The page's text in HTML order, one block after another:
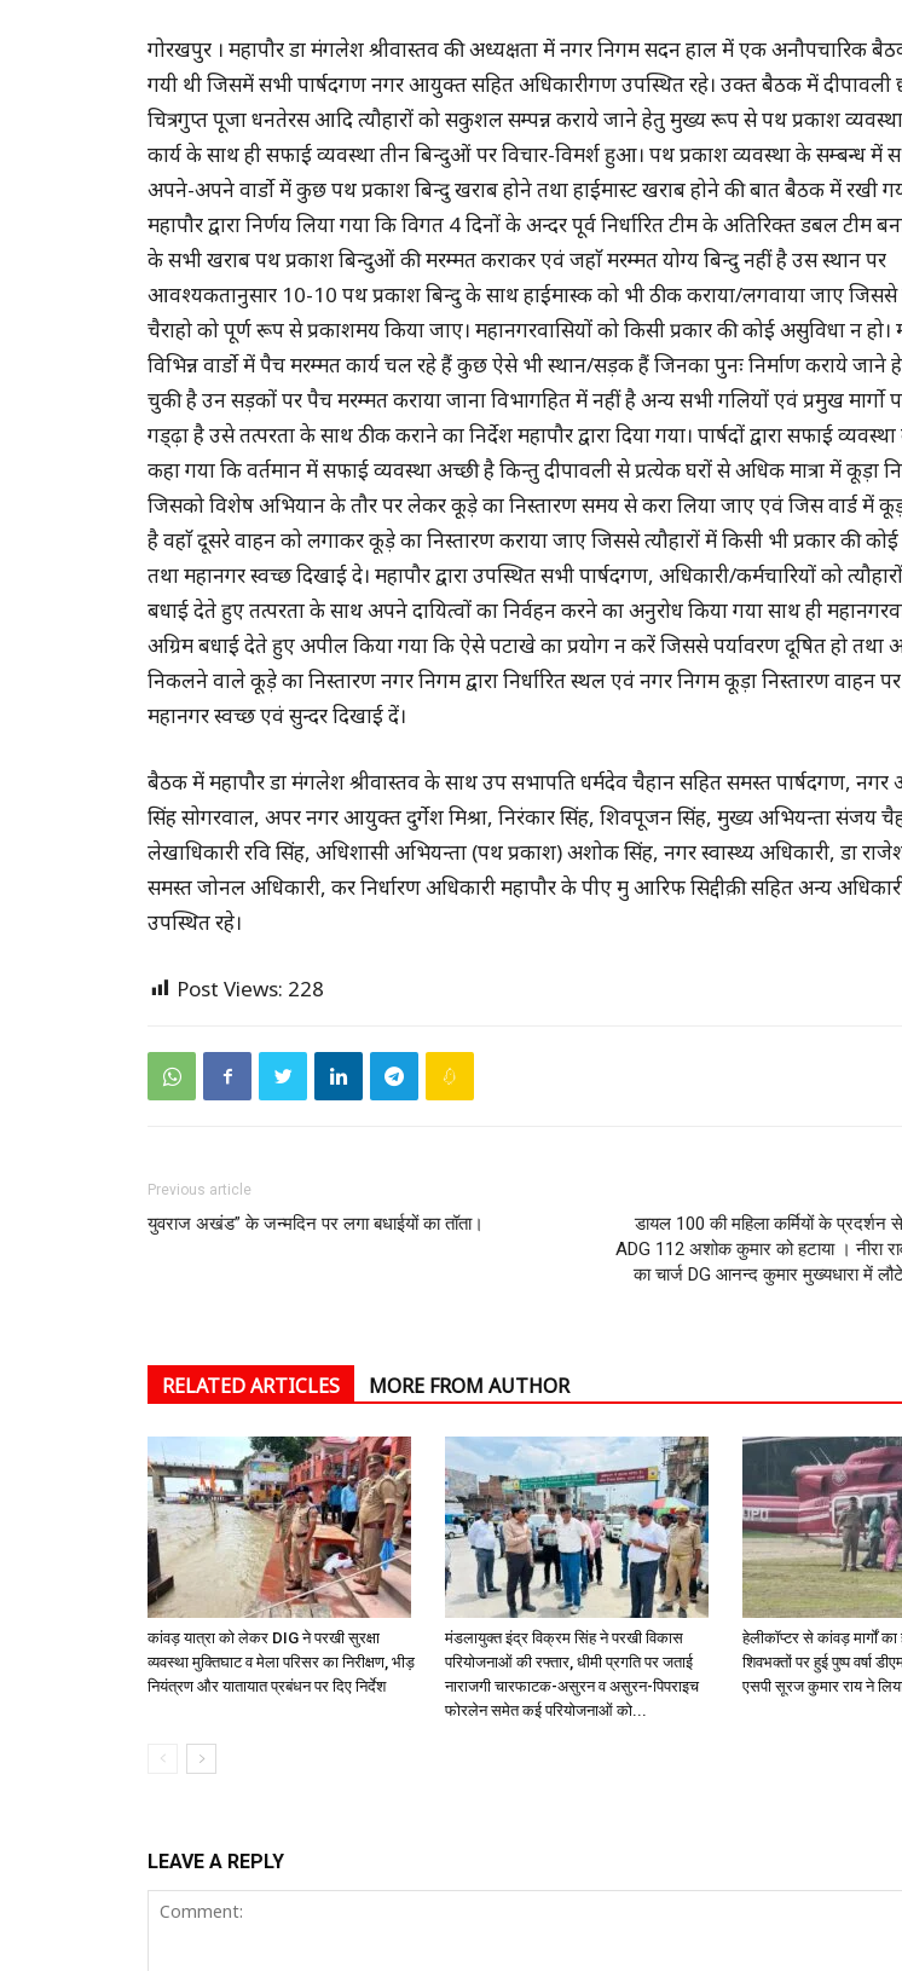
गोरखपुर । महापौर डा मंगलेश श्रीवास्तव की अध्यक्षता में नगर निगम सदन हाल में एक अनौपचारिक
गयी थी जिसमें सभी पार्षदगण नगर आयुक्त सहित अधिकारीगण उपस्थित रहे। उक्त बैठक में
चित्रगुप्त पूजा धनतेरस आदि त्यौहारों को सकुशल सम्पन्न कराये जाने हेतु मुख्य रूप से पथ प्रकाश
कार्य के साथ ही सफाई व्यवस्था तीन बिन्दुओं पर विचार-विमर्श हुआ। पथ प्रकाश व्यवस्था के सम्बन्ध में सभी
अपने-अपने वार्डो में कुछ पथ प्रकाश बिन्दु खराब होने तथा हाईमास्ट खराब होने की बात बैठक में रखी
महापौर द्वारा निर्णय लिया गया कि विगत 4 दिनों के अन्दर पूर्व निर्धारित टीम के अतिरिक्त डबल टीम
के सभी खराब पथ प्रकाश बिन्दुओं की मरम्मत कराकर एवं जहाॅ मरम्मत योग्य बिन्दु नहीं है उस स्थान पर
आवश्यकतानुसार 10-10 पथ प्रकाश बिन्दु के साथ हाईमास्क को भी ठीक कराया/लगवाया जाए
चैराहो को पूर्ण रूप से प्रकाशमय किया जाए। महानगरवासियों को किसी प्रकार की कोई असुविधा न
विभिन्न वार्डो में पैच मरम्मत कार्य चल रहे हैं कुछ ऐसे भी स्थान/सड़क हैं जिनका पुनः निर्माण कराये जाने
चुकी है उन सड़कों पर पैच मरम्मत कराया जाना विभागहित में नहीं है अन्य सभी गलियों एवं प्रमुख मार्गो
गड्ढ़ा है उसे तत्परता के साथ ठीक कराने का निर्देश महापौर द्वारा दिया गया। पार्षदों द्वारा सफाई
कहा गया कि वर्तमान में सफाई व्यवस्था अच्छी है किन्तु दीपावली से प्रत्येक घरों से अधिक मात्रा में कूड़ा
जिसको विशेष अभियान के तौर पर लेकर कूड़े का निस्तारण समय से करा लिया जाए एवं जिस वार्ड में
है वहाॅ दूसरे वाहन को लगाकर कूड़े का निस्तारण कराया जाए जिससे त्यौहारों में किसी भी प्रकार की
तथा महानगर स्वच्छ दिखाई दे। महापौर द्वारा उपस्थित सभी पार्षदगण, अधिकारी/कर्मचारियों को
बधाई देते हुए तत्परता के साथ अपने दायित्वों का निर्वहन करने का अनुरोध किया गया साथ ही
अग्रिम बधाई देते हुए अपील किया गया कि ऐसे पटाखे का प्रयोग न करें जिससे पर्यावरण दूषित हो तथा
निकलने वाले कूड़े का निस्तारण नगर निगम द्वारा निर्धारित स्थल एवं नगर निगम कूड़ा निस्तारण वाहन
महानगर स्वच्छ एवं सुन्दर दिखाई दें।
बैठक में महापौर डा मंगलेश श्रीवास्तव के साथ उप सभापति धर्मदेव चैहान सहित समस्त पार्षदगण,
सिंह सोगरवाल, अपर नगर आयुक्त दुर्गेश मिश्रा, निरंकार सिंह, शिवपूजन सिंह, मुख्य अभियन्ता संजय
लेखाधिकारी रवि सिंह, अधिशासी अभियन्ता (पथ प्रकाश) अशोक सिंह, नगर स्वास्थ्य अधिकारी, डा
समस्त जोनल अधिकारी, कर निर्धारण अधिकारी महापौर के पीए मु आरिफ सिद्दीक़ी सहित अन्य
उपस्थित रहे।
Post Views: 228
Previous article
युवराज अखंड” के जन्मदिन पर लगा बधाईयों का तॉता।
डायल 100 की महिला कर्मियों के प्रदर्शन
ADG 112 अशोक कुमार को हटाया । नीरा
का चार्ज DG आनन्द कुमार मुख्यधारा में
RELATED ARTICLES MORE FROM AUTHOR
कांवड़ यात्रा को लेकर DIG ने परखी सुरक्षा
व्यवस्था मुक्तिघाट व मेला परिसर का निरीक्षण, भीड़
नियंत्रण और यातायात प्रबंधन पर दिए निर्देश
मंडलायुक्त इंद्र विक्रम सिंह ने परखी विकास
परियोजनाओं की रफ्तार, धीमी प्रगति पर जताई
नाराजगी चारफाटक-असुरन व असुरन-पिपराइच
फोरलेन समेत कई परियोजनाओं को...
हेलीकॉप्टर से कांवड़ मार्गों का
शिवभक्तों पर हुई पुष्प वर्षा
एसपी सूरज कुमार राय ने
LEAVE A REPLY